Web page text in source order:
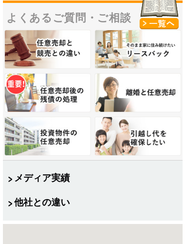
よくあるご質問・ ご相談
メディア実績
他社との違い